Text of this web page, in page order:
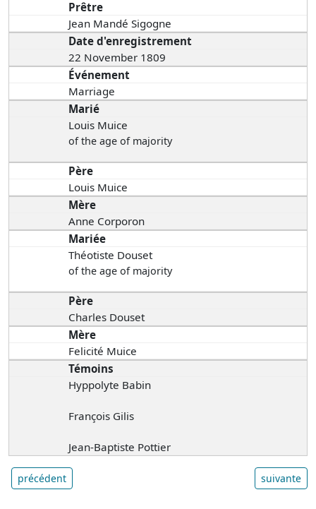
Prêtre
Jean Mandé Sigogne
Date d'enregistrement
22 November 1809
Événement
Marriage
Marié
Louis Muice
of the age of majority
Père
Louis Muice
Mère
Anne Corporon
Mariée
Théotiste Douset
of the age of majority
Père
Charles Douset
Mère
Felicité Muice
Témoins
Hyppolyte Babin
François Gilis
Jean-Baptiste Pottier
précédent suivante